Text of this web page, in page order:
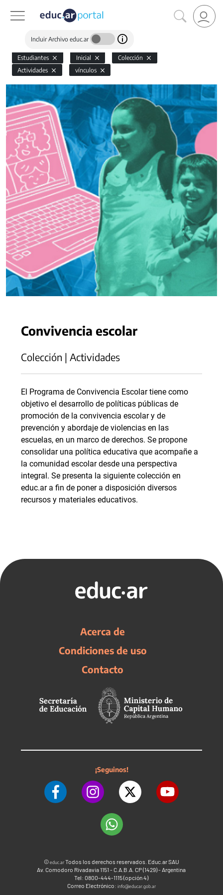
Incluir Archivo educ.ar
Estudiantes Inicial
Colección
Actividades
vínculos
Convivencia escolar
Colección | Actividades
El Programa de Convivencia Escolar tiene como
objetivo el desarrollo de políticas públicas de
promoción de la convivencia escolar y de
prevención y abordaje de violencias en las
escuelas, en un marco de derechos. Se propone
consolidar una política educativa que acompañe a
la comunidad escolar desde una perspectiva
integral. Se presenta la siguiente colección en
educ.ar a fin de poner a disposición diversos
recursos y materiales educativos.
Acerca de
Condiciones de uso
Contacto
¡Seguinos!
©educ.arTodos los derechos reservados. Educ.ar SAU
Av. Comodoro Rivadavia 1151 - C.A.B.A. CP (1429) - Argentina
Tel: 0800-444-1115 (opción 4)
Correo Electrónico: info@educar.gob.ar